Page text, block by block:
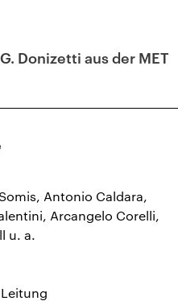
Donizetti aus der MET
Antonio Caldara,
Arcangelo Corelli,
u. a.